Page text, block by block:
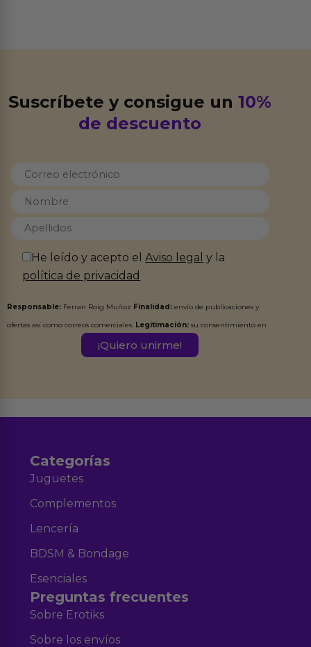
Suscríbete y consigue un10%
de descuento
He leído y acepto elAviso legal y la
política de privacidad
Responsable: Ferran Roig Muñoz Finalidad: envío de publicaciones y
ofertas así como correos comerciales. Legitimación: su consentimiento en
Destinatarios:Ferran Roig Muñoz. Podrás ejercer tus
Categorías
Juguetes
Complementos
Lencería
BDSM & Bondage
Esenciales
Preguntas frecuentes
Sobre Erotiks
Sobre los envíos